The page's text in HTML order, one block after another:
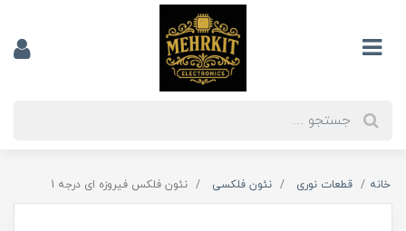
خانه قطعات نوری نئون فلکسی نئون فلکس فیروزه ای درجه 1